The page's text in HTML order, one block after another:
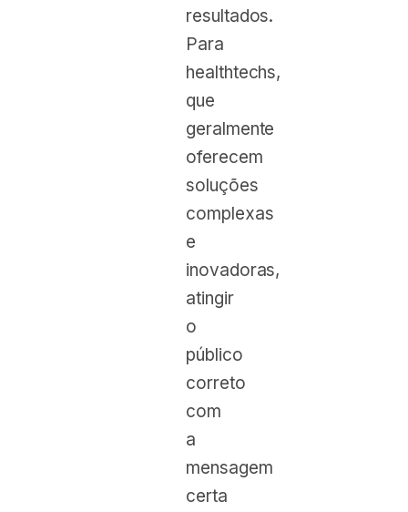
resultados.
Para
healthtechs,
que
geralmente
oferecem
soluções
complexas
e
inovadoras,
atingir
o
público
correto
com
a
mensagem
certa